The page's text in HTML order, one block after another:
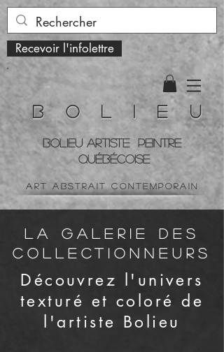
Recevoir l'infolettre
B o l i e u
BOLIEU ARTiste peintre
QUÉBÉCOISe
art ABSTRAIT contemporain
la galerie des
collectionneurs
Découvrez l'univers
texturé et coloré de
l'artiste Bolieu